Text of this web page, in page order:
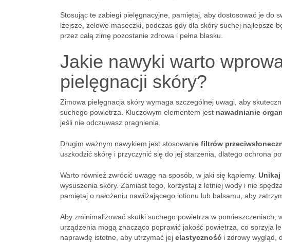
Stosując te zabiegi pielęgnacyjne, pamiętaj, aby dostosować je do
lżejsze, żelowe maseczki, podczas gdy dla skóry suchej najlepsze
przez całą zimę pozostanie zdrowa i pełna blasku.
Jakie nawyki warto
pielęgnacji skóry?
Zimowa pielęgnacja skóry wymaga szczególnej uwagi, aby
suchego powietrza. Kluczowym elementem jest nawadnianie
jeśli nie odczuwasz pragnienia.
Drugim ważnym nawykiem jest stosowanie filtrów
uszkodzić skórę i przyczynić się do jej starzenia, dlatego ochrona
Warto również zwrócić uwagę na sposób, w jaki się kąpiemy.
wysuszenia skóry. Zamiast tego, korzystaj z letniej wody i nie
pamiętaj o nałożeniu nawilżającego lotionu lub balsamu, aby
Aby zminimalizować skutki suchego powietrza w pomieszczeniach,
urządzenia mogą znacząco poprawić jakość powietrza, co sprzyja
naprawdę istotne, aby utrzymać jej elastyczność i zdrowy wygląd,